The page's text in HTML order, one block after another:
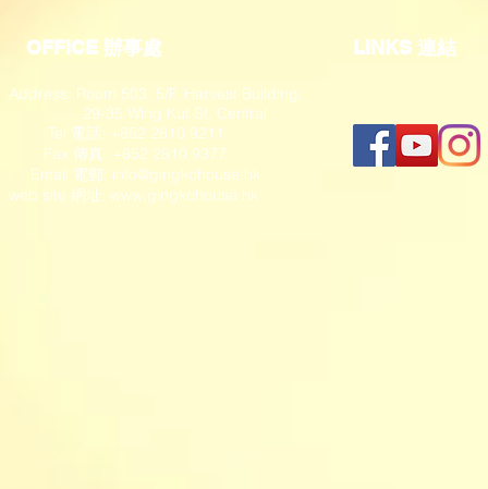
OFFICE 辦事處
Address: Room 503, 5/F, Harvest Building,
29-35 Wing Kut St, Central
Tel 電話: +852 2810 9211
Fax 傳真: +852 2810 9377
​ Email 電郵: info@gingkohouse.hk
web site 網址: www.gingkohouse.hk
​LINKS 連結